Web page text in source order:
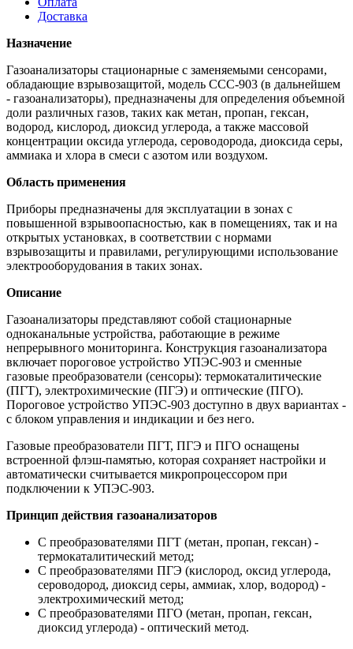
Доставка
Назначение
Газоанализаторы стационарные с заменяемыми сенсорами,
обладающие взрывозащитой, модель ССС-903 (в дальнейшем
- газоанализаторы), предназначены для определения объемной
доли различных газов, таких как метан, пропан, гексан,
водород, кислород, диоксид углерода, а также массовой
концентрации оксида углерода, сероводорода, диоксида серы,
аммиака и хлора в смеси с азотом или воздухом.
Область применения
Приборы предназначены для эксплуатации в зонах с
повышенной взрывоопасностью, как в помещениях, так и на
открытых установках, в соответствии с нормами
взрывозащиты и правилами, регулирующими использование
электрооборудования в таких зонах.
Описание
Газоанализаторы представляют собой стационарные
одноканальные устройства, работающие в режиме
непрерывного мониторинга. Конструкция газоанализатора
включает пороговое устройство УПЭС-903 и сменные
газовые преобразователи (сенсоры): термокаталитические
(ПГТ), электрохимические (ПГЭ) и оптические (ПГО).
Пороговое устройство УПЭС-903 доступно в двух вариантах -
с блоком управления и индикации и без него.
Газовые преобразователи ПГТ, ПГЭ и ПГО оснащены
встроенной флэш-памятью, которая сохраняет настройки и
автоматически считывается микропроцессором при
подключении к УПЭС-903.
Принцип действия газоанализаторов
С преобразователями ПГТ (метан, пропан, гексан) -
термокаталитический метод;
С преобразователями ПГЭ (кислород, оксид углерода,
сероводород, диоксид серы, аммиак, хлор, водород) -
электрохимический метод;
С преобразователями ПГО (метан, пропан, гексан,
диоксид углерода) - оптический метод.